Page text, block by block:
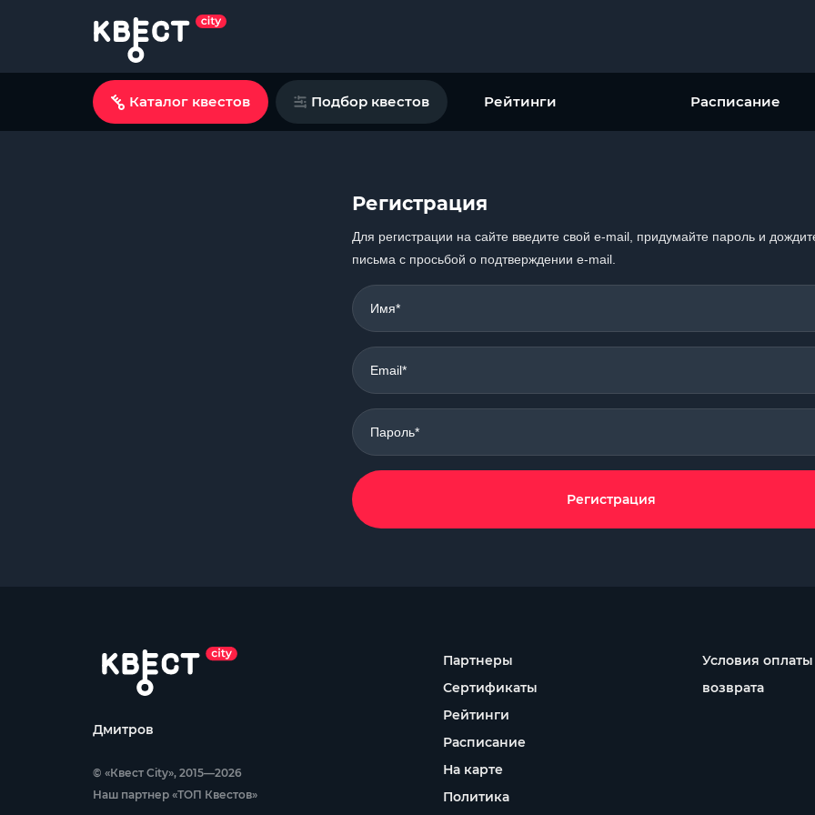
Каталог квестов Подбор квестов Рейтинги Расписание
Регистрация
Для регистрации на сайте введите свой e-mail, придумайте пароль и
письма с просьбой о подтверждении e-mail.
Имя*
Email*
Пароль*
Регистрация
Дмитров
© «Квест City», 2015—2026
Наш партнер «ТОП Квестов»
Партнеры
Сертификаты
Рейтинги
Расписание
На карте
Политика
Условия
возврата